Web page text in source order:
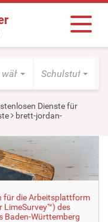
Schulstufe
Dienste für
brett-jordan-
für die Arbeitsplattform
LimeSurvey™) des
Baden-Württemberg